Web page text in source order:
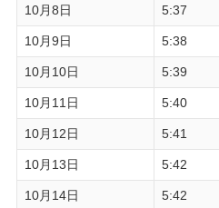
10月8日 5:37
10月9日 5:38
10月10日 5:39
10月11日 5:40
10月12日 5:41
10月13日 5:42
10月14日 5:42